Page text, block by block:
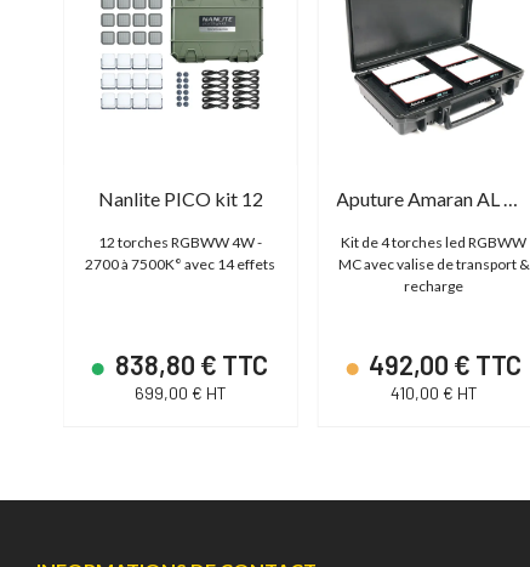
Nanlite PICO kit 12
12 torches RGBWW 4W -
2700 à 7500K° avec 14 effets
838,80 € TTC
699,00 € HT
Kit de 4 torches led RGBWW
MC avec valise de transport &
recharge
492,00 € TTC
410,00 € HT